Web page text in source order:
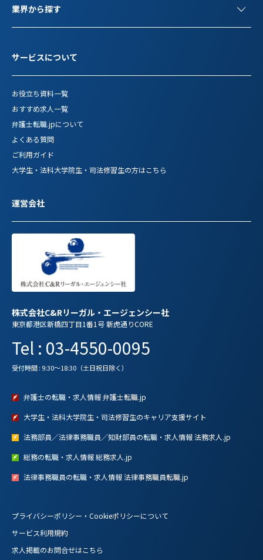
業界から探す
サービスについて
お役立ち資料一覧
おすすめ求人一覧
弁護士転職.jpについて
よくある質問
ご利用ガイド
大学生・法科大学院生・司法修習生の方はこちら
運営会社
株式会社C&Rリーガル・エージェンシー社
東京都港区新橋四丁目1番1号 新虎通りCORE
Tel : 03-4550-0095
受付時間 : 9:30～18:30（土日祝日除く）
弁護士の転職・求人情報 弁護士転職.jp
大学生・法科大学院生・司法修習生のキャリア支援サイト
法務部員／法律事務職員／知財部員の転職・求人情報 法務求人.jp
総務の転職・求人情報 総務求人.jp
法律事務職員の転職・求人情報 法律事務職員転職.jp
プライバシーポリシー・Cookieポリシーについて
サービス利用規約
求人掲載のお問合せはこちら